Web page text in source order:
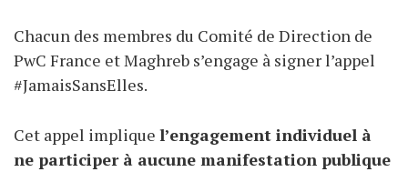
Chacun des membres du Comité de Direction de
PwC France et Maghreb s’engage à signer l’appel
#JamaisSansElles.
Cet appel implique l’engagement individuel à
ne participer à aucune manifestation publique